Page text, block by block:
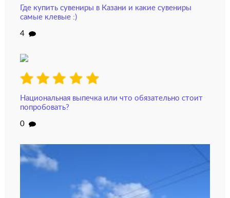
Где купить сувениры в Казани и какие сувениры
самые клевые :)
4
Национальная выпечка или что обязательно стоит
попробовать?
0